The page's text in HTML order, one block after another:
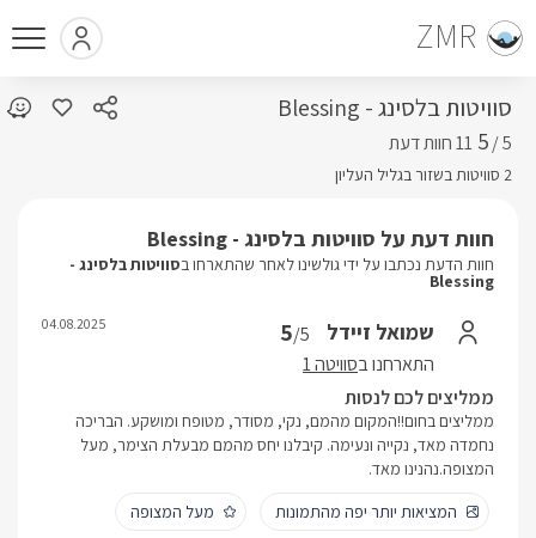
ZMR
סוויטות בלסינג - Blessing
5 /
5
2 סוויטות בשזור בגליל העליון
חוות דעת על סוויטות בלסינג - Blessing
חוות הדעת נכתבו על ידי גולשינו לאחר שהתארחו בסוויטות בלסינג -
Blessing
שמואל זיידל 5/5
התארחנו בסוויטה 1
04.08.2025
ממליצים לכם לנסות
ממליצים בחום!!המקום מהמם, נקי, מסודר, מטופח ומושקע. הבריכה
נחמדה מאד, נקייה ונעימה. קיבלנו יחס מהמם מבעלת הצימר, מעל
המצופה.נהנינו מאד.
המציאות יותר יפה מהתמונות
מעל המצופה